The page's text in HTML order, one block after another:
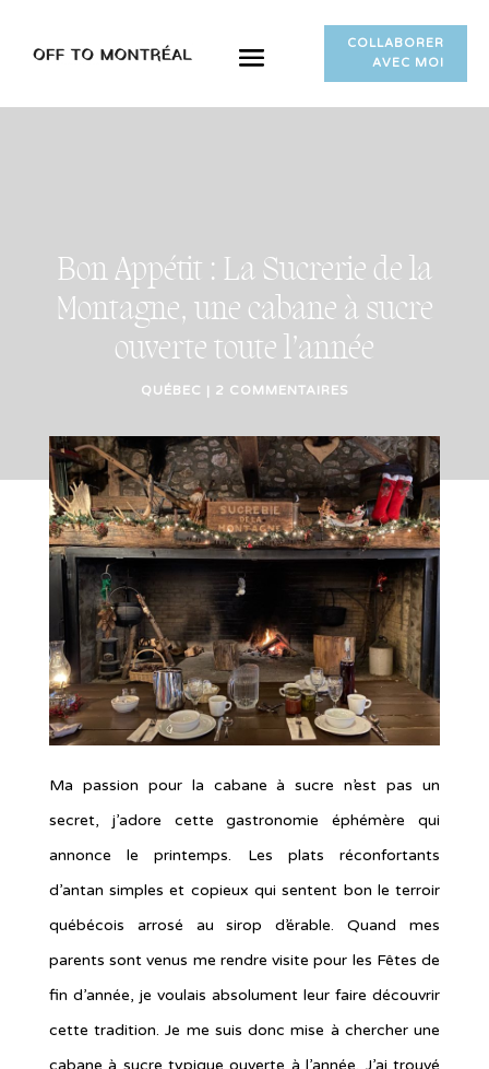
COLLABORER
AVEC MOI
Bon Appétit : La Sucrerie de la
Montagne, une cabane à sucre
ouverte toute l’année
QUÉBEC | 2 COMMENTAIRES
Ma passion pour la cabane à sucre n’est pas un
secret, j’adore cette gastronomie éphémère qui
annonce le printemps. Les plats réconfortants
d’antan simples et copieux qui sentent bon le terroir
québécois arrosé au sirop d’érable. Quand mes
parents sont venus me rendre visite pour les Fêtes de
fin d’année, je voulais absolument leur faire découvrir
cette tradition. Je me suis donc mise à chercher une
cabane à sucre typique ouverte à l’année. J’ai trouvé